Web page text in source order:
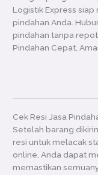
Logistik Express
pindahan Anda.
pindahan tanpa
Pindahan Cepat,
Cek Resi Jasa
Setelah barang
resi untuk melacak
online, Anda dapat
memastikan